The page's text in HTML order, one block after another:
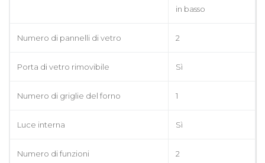
in basso
Numero di pannelli di vetro 2
Porta di vetro rimovibile Sì
Numero di griglie del forno 1
Luce interna Sì
Numero di funzioni 2